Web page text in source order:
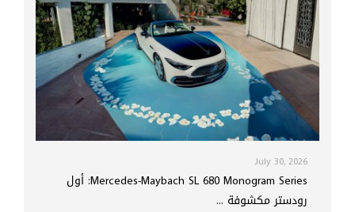
July 30, 2026
Mercedes-Maybach SL 680 Monogram Series: أول
رودستر مكشوفة ...